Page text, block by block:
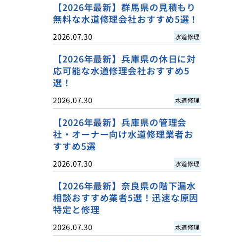
【2026年最新】群馬県の見積もり
無料な水道修理会社おすすめ5選！
2026.07.30 水道修理
【2026年最新】兵庫県の休日に対
応可能な水道修理会社おすすめ5
選！
2026.07.30 水道修理
【2026年最新】兵庫県の管理会
社・オーナー向け水道修理業者お
すすめ5選
2026.07.30 水道修理
【2026年最新】奈良県の階下漏水
相談おすすめ業者5選！迅速な原因
特定と修理
2026.07.30 水道修理